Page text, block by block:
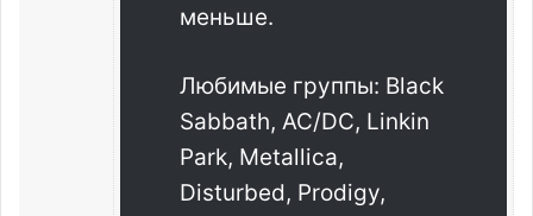
меньше.
Любимые группы: Black
Sabbath, AC/DC, Linkin
Park, Metallica,
Disturbed, Prodigy,